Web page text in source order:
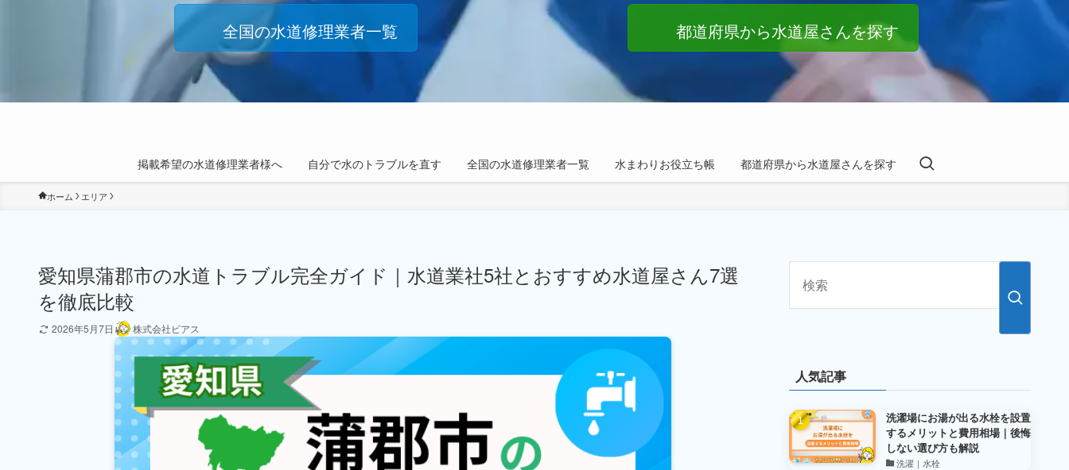
掲載希望の水道修理業者様へ 自分で水のトラブルを直す 全国の水道修理業者一覧 水まわりお役立ち帳 都道府県から水道屋さんを探す
全国の水道修理業者一覧 都道府県から水道屋さんを探す
ホーム エリア
愛知県蒲郡市の水道トラブル完全ガイド｜水道業社5社とおすすめ水道屋さん7選
を徹底比較
2026年5月7日 株式会社ビアス
人気記事
洗濯場にお湯が出る水栓を設置
するメリットと費用相場｜後悔
しない選び方も解説
洗濯｜水栓